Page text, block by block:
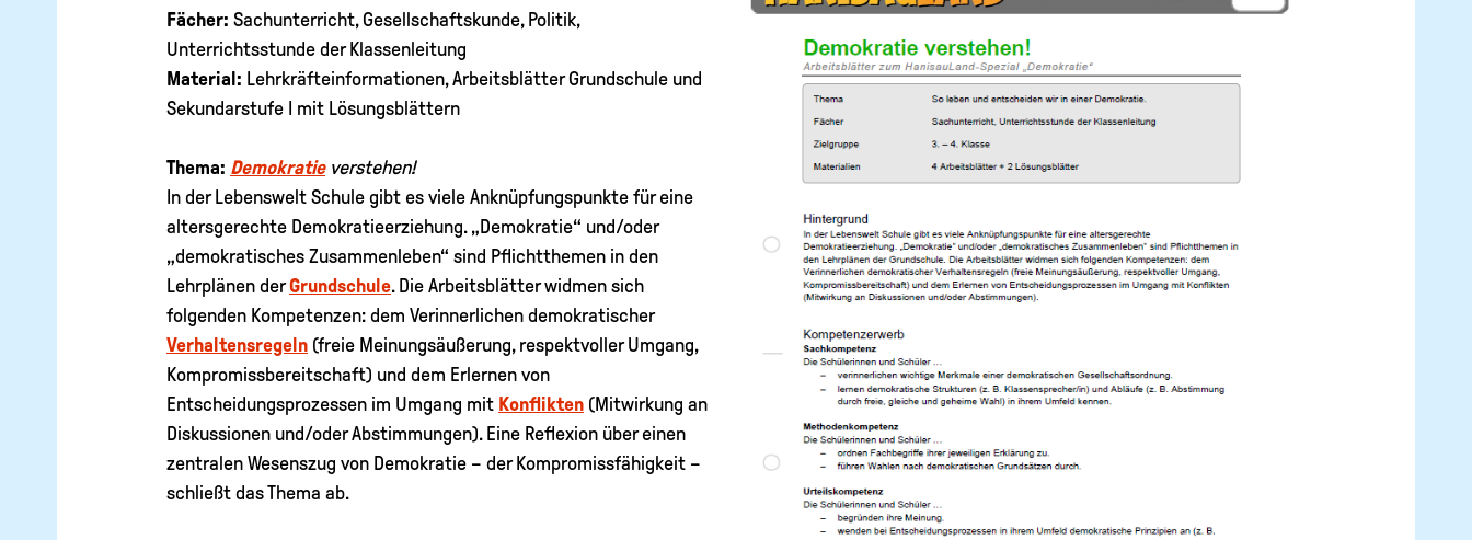
Fächer: Sachunterricht, Gesellschaftskunde, Politik,
Unterrichtsstunde der Klassenleitung
Material: Lehrkräfteinformationen, Arbeitsblätter Grundschule und
Sekundarstufe I mit Lösungsblättern
Thema: Demokratieverstehen!
In der Lebenswelt Schule gibt es viele Anknüpfungspunkte für eine
altersgerechte Demokratieerziehung. „Demokratie“ und/oder
„demokratisches Zusammenleben“ sind Pflichtthemen in den
Lehrplänen derGrundschule. Die Arbeitsblätter widmen sich
folgenden Kompetenzen: dem Verinnerlichen demokratischer
Verhaltensregeln (freie Meinungsäußerung, respektvoller Umgang,
Kompromissbereitschaft) und dem Erlernen von
Entscheidungsprozessen im Umgang mit Konflikten (Mitwirkung an
Diskussionen und/oder Abstimmungen). Eine Reflexion über einen
zentralen Wesenszug von Demokratie – der Kompromissfähigkeit –
schließt das Thema ab.